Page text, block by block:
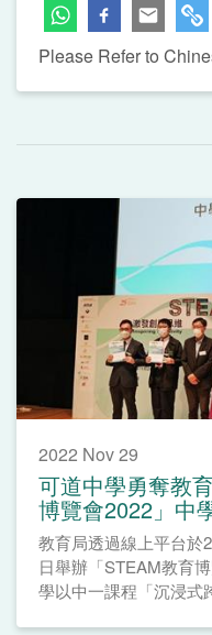
Please Refer to
2022 Nov 29
可道中學勇奪教
博覽會2022」中
教育局透過線上平台於
日舉辦「STEAM教育
學以中一課程「沉浸式